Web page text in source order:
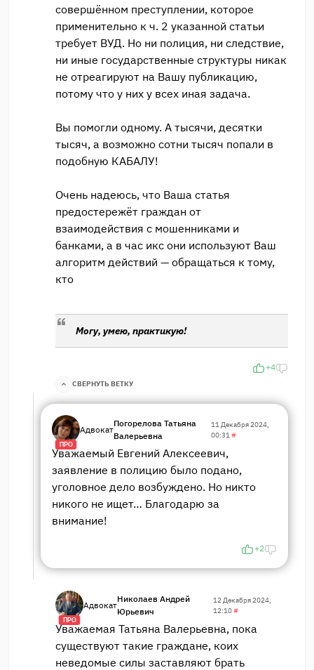
совершённом преступлении, которое
применительно к ч. 2 указанной статьи
требует ВУД. Но ни полиция, ни следствие,
ни иные государственные структуры никак
не отреагируют на Вашу публикацию,
потому что у них у всех иная задача.
Вы помогли одному. А тысячи, десятки
тысяч, а возможно сотни тысяч попали в
подобную КАБАЛУ!
Очень надеюсь, что Ваша статья
предостережёт граждан от
взаимодействия с мошенниками и
банками, а в час икс они используют Ваш
алгоритм действий — обращаться к тому,
кто
Могу, умею, практикую!
+4
СВЕРНУТЬ ВЕТКУ
ПРО
Адвокат
Погорелова Татьяна
Валерьевна
11 Декабря 2024,
00:31#
Уважаемый Евгений Алексеевич,
заявление в полицию было подано,
уголовное дело возбуждено. Но никто
никого не ищет… Благодарю за
внимание!
+2
ПРО
Адвокат
Николаев Андрей
Юрьевич
12 Декабря 2024,
12:10#
Уважаемая Татьяна Валерьевна, пока
существуют такие граждане, коих
неведомые силы заставляют брать